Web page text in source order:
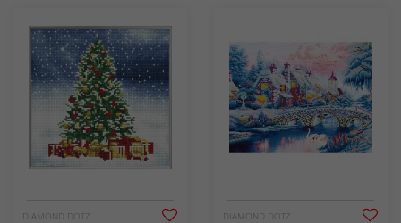
DIAMOND DOTZ DIAMOND DOTZ